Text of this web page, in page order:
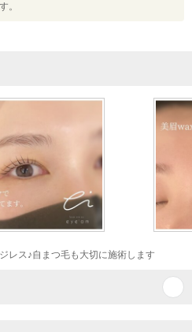
。
レス♪自まつ毛も大切に施術します